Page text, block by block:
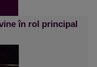
în rol principal